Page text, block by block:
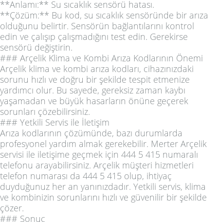
**Anlamı:** Su sıcaklık sensörü hatası.
**Çözüm:** Bu kod, su sıcaklık sensöründe bir arıza
olduğunu belirtir. Sensörün bağlantılarını kontrol
edin ve çalışıp çalışmadığını test edin. Gerekirse
sensörü değiştirin.
### Arçelik Klima ve Kombi Arıza Kodlarının Önemi
Arçelik klima ve kombi arıza kodları, cihazınızdaki
sorunu hızlı ve doğru bir şekilde tespit etmenize
yardımcı olur. Bu sayede, gereksiz zaman kaybı
yaşamadan ve büyük hasarların önüne geçerek
sorunları çözebilirsiniz.
### Yetkili Servis ile İletişim
Arıza kodlarının çözümünde, bazı durumlarda
profesyonel yardım almak gerekebilir. Merter Arçelik
servisi ile iletişime geçmek için 444 5 415 numaralı
telefonu arayabilirsiniz. Arçelik müşteri hizmetleri
telefon numarası da 444 5 415 olup, ihtiyaç
duyduğunuz her an yanınızdadır. Yetkili servis, klima
ve kombinizin sorunlarını hızlı ve güvenilir bir şekilde
çözer.
### Sonuç